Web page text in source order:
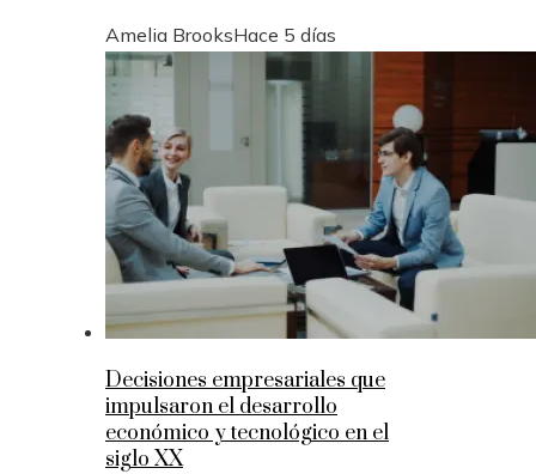
Amelia BrooksHace 5 días
Decisiones empresariales que
impulsaron el desarrollo
económico y tecnológico en el
siglo XX